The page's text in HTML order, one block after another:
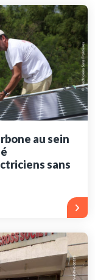
au sein
sans